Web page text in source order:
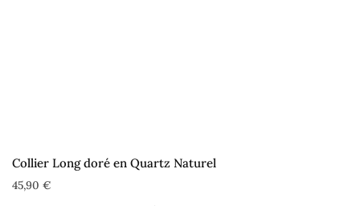
Collier Long doré en Quartz Naturel
45,90 €